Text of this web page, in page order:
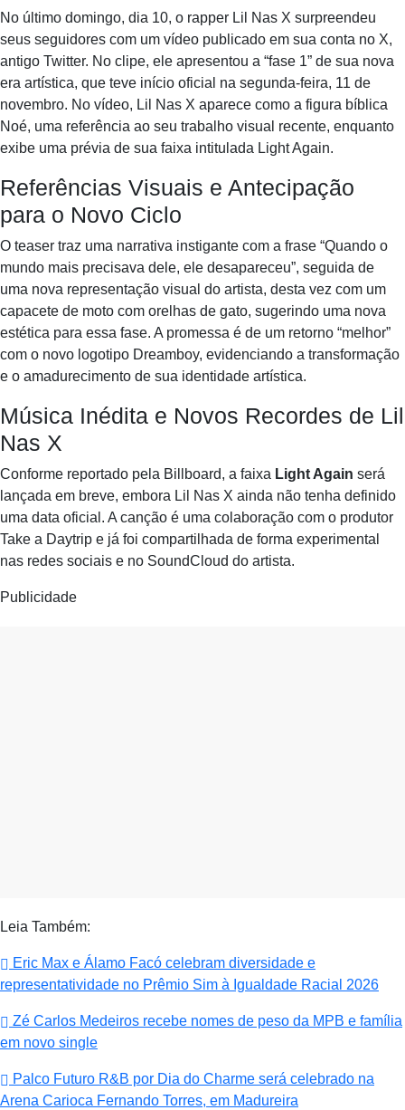
No último domingo, dia 10, o rapper Lil Nas X surpreendeu
seus seguidores com um vídeo publicado em sua conta no X,
antigo Twitter. No clipe, ele apresentou a “fase 1” de sua nova
era artística, que teve início oficial na segunda-feira, 11 de
novembro. No vídeo, Lil Nas X aparece como a figura bíblica
Noé, uma referência ao seu trabalho visual recente, enquanto
exibe uma prévia de sua faixa intitulada Light Again.
Referências Visuais e Antecipação
para o Novo Ciclo
O teaser traz uma narrativa instigante com a frase “Quando o
mundo mais precisava dele, ele desapareceu”, seguida de
uma nova representação visual do artista, desta vez com um
capacete de moto com orelhas de gato, sugerindo uma nova
estética para essa fase. A promessa é de um retorno “melhor”
com o novo logotipo Dreamboy, evidenciando a transformação
e o amadurecimento de sua identidade artística.
Música Inédita e Novos Recordes de Lil
Nas X
Conforme reportado pela Billboard, a faixa Light Again será
lançada em breve, embora Lil Nas X ainda não tenha definido
uma data oficial. A canção é uma colaboração com o produtor
Take a Daytrip e já foi compartilhada de forma experimental
nas redes sociais e no SoundCloud do artista.
Publicidade
Leia Também:
Eric Max e Álamo Facó celebram diversidade e
representatividade no Prêmio Sim à Igualdade Racial 2026
Zé Carlos Medeiros recebe nomes de peso da MPB e família
em novo single
Palco Futuro R&B por Dia do Charme será celebrado na
Arena Carioca Fernando Torres, em Madureira